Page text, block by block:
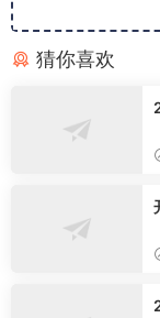
猜你喜欢